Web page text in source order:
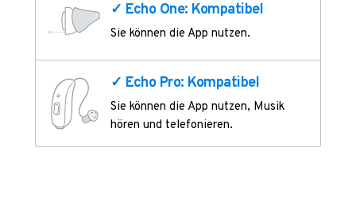
✓ Echo One: Kompatibel
Sie können die App nutzen.
✓ Echo Pro: Kompatibel
Sie können die App nutzen, Musik
hören und telefonieren.